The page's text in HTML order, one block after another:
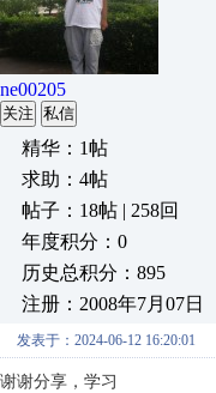
ne00205
关注 私信
精华：1帖
求助：4帖
帖子：18帖 | 258回
年度积分：0
历史总积分：895
注册：2008年7月07日
发表于：2024-06-12 16:20:01
谢谢分享，学习